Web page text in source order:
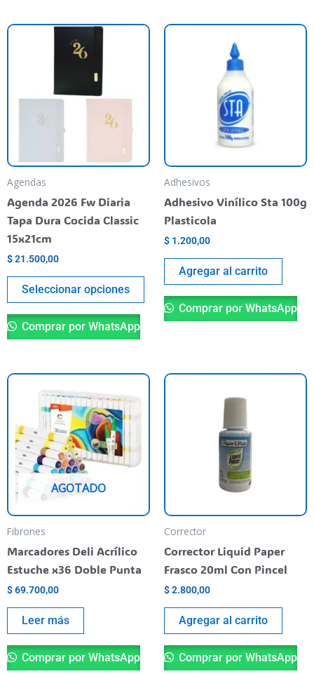
Agendas
Agenda 2026 Fw Diaria
Tapa Dura Cocida Classic
15x21cm
$21.500,00
Seleccionar opciones
Este
se
pueden
elegir
producto
Comprar por WhatsApp
Adhesivos
Adhesivo Vinílico Sta 100g
Plasticola
$ 1.200,00
Agregar al carrito
Comprar por WhatsApp
AGOTADO
Fibrones
Marcadores Deli Acrílico
Estuche x36 Doble Punta
$69.700,00
Leer más
Comprar por WhatsApp
Corrector
Corrector Liquid Paper
Frasco 20ml Con Pincel
$2.800,00
Agregar al carrito
Comprar por WhatsApp